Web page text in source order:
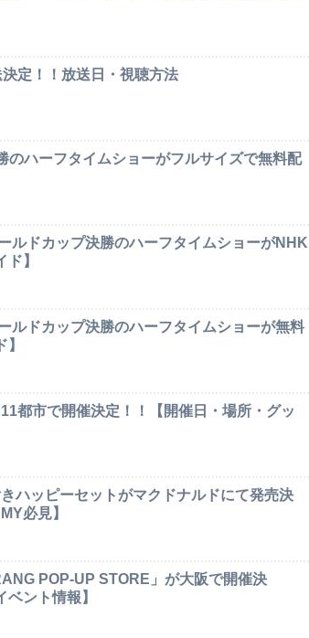
定！！放送日・視聴方法
のハーフタイムショーがフルサイズで無料配
ルドカップ決勝のハーフタイムショーがNHK
】
ルドカップ決勝のハーフタイムショーが無料
都市で開催決定！！【開催日・場所・グッ
ハッピーセットがマクドナルドにて発売決
必見】
POP-UP STORE」が大阪で開催決
ント情報】